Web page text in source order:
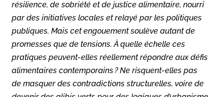
résilience, de sobriété et de justice alimentaire, nourri
par des initiatives locales et relayé par les politiques
publiques. Mais cet engouement soulève autant de
promesses que de tensions. À quelle échelle ces
pratiques peuvent-elles réellement répondre aux défis
alimentaires contemporains ? Ne risquent-elles pas
de masquer des contradictions structurelles, voire de